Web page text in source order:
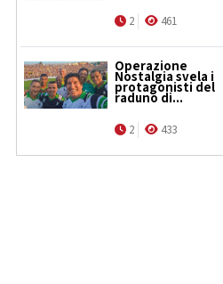
2 461
Operazione
Nostalgia svela i
protagonisti del
raduno di...
2 433